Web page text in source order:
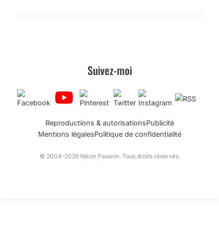
Suivez-moi
Reproductions & autorisationsPublicité
Mentions légalesPolitique de confidentialité
© 2004–2026 Nikon Passion. Tous droits réservés.